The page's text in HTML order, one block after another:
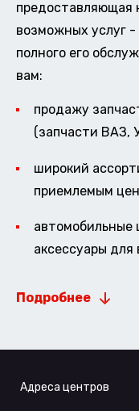
предоставляющая
возможных услуг
полного его
вам:
продажу
(запчасти ВАЗ,
широкий
приемлемым
автомобильные
аксессуары для
Подробнее
Адреса центров